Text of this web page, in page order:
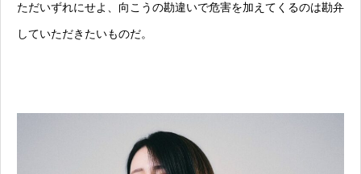
ただいずれにせよ、向こうの勘違いで危害を加えてくるのは勘弁
していただきたいものだ。